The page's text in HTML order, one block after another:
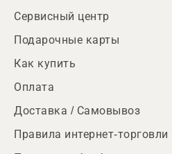
Сервисный центр
Подарочные карты
Как купить
Оплата
Доставка / Самовывоз
Правила интернет-торговли